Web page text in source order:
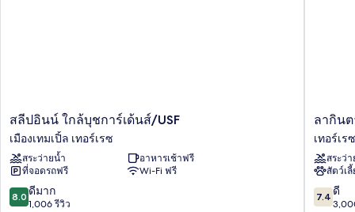
สลี
ปอินน์
ใกล้
บุ
ชกา
ร์เด้นส์/USF
เมือง
สลีปอินน์ ใกล้บุชการ์เด้นส์/USF
เมืองเทมเปิ้ล เทอร์เรซ
สระว่ายน้ำ
อาหารเช้าฟรี
ที่จอดรถฟรี
Wi-Fi ฟรี
8.0
จาก
8.0 ดีมาก
1,006 รีวิว
ลา
ตา
อินน์
บาย
วิน
ด์
ลากิน
เทอร์เร
สระว่
สัตว์เ
7.4
จาก
7.4 ดี